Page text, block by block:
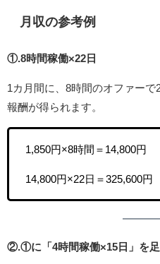
月収の参考例
①.8時間稼働×22日
1カ月間に、8時間のオファー
報酬が得られます。
1,850円×8時間＝14,800円
14,800円×22日＝325,600円
②.①に「4時間稼働×15日」を